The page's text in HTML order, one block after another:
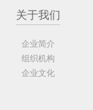
关于我们
企业简介
组织机构
企业文化